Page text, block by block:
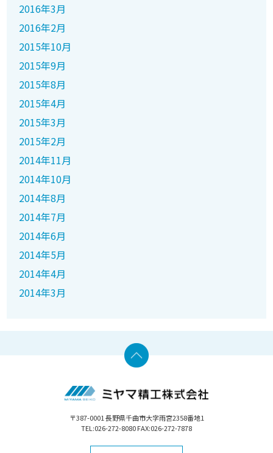
2016年3月
2016年2月
2015年10月
2015年9月
2015年8月
2015年4月
2015年3月
2015年2月
2014年11月
2014年10月
2014年8月
2014年7月
2014年6月
2014年5月
2014年4月
2014年3月
〒387-0001 長野県千曲市大字雨宮2358番地1
TEL:026-272-8080 FAX:026-272-7878